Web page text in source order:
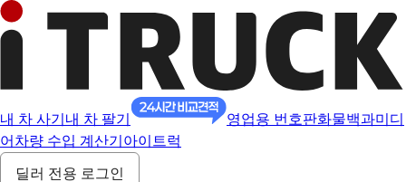
내 차 사기 내 차 팔기 영업용 번호판화물백과미디
어 차량 수입 계산기 아이트럭
딜러 전용 로그인